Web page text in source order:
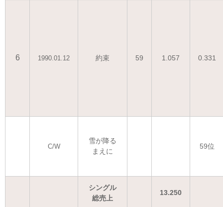
6 1990.01.12 約束 59 1.057 0.331
C/W
雪が降る
まえに
59位
シングル
総売上
13.250